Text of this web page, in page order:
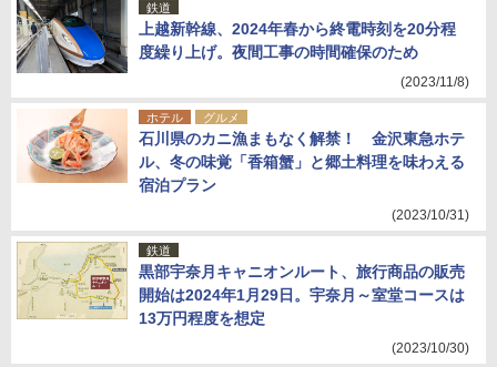
鉄道
上越新幹線、2024年春から終電時刻を20分程
度繰り上げ。夜間工事の時間確保のため
(2023/11/8)
ホテル グルメ
石川県のカニ漁まもなく解禁！ 金沢東急ホテ
ル、冬の味覚「香箱蟹」と郷土料理を味わえる
宿泊プラン
(2023/10/31)
鉄道
黒部宇奈月キャニオンルート、旅行商品の販売
開始は2024年1月29日。宇奈月～室堂コースは
13万円程度を想定
(2023/10/30)